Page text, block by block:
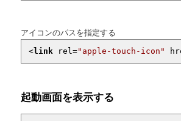
アイコンのパスを指定する
<link rel="apple-touch-icon"
起動画面を表示する